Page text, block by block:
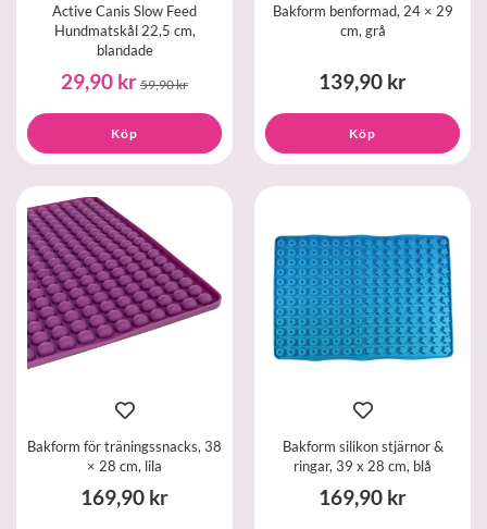
Active Canis Slow Feed
Hundmatskål 22,5 cm,
blandade
29,90 kr 59,90 kr
Köp
Bakform benformad, 24 × 29
cm, grå
139,90 kr
Köp
Bakform för träningssnacks, 38
× 28 cm, lila
169,90 kr
Bakform silikon stjärnor &
ringar, 39 x 28 cm, blå
169,90 kr